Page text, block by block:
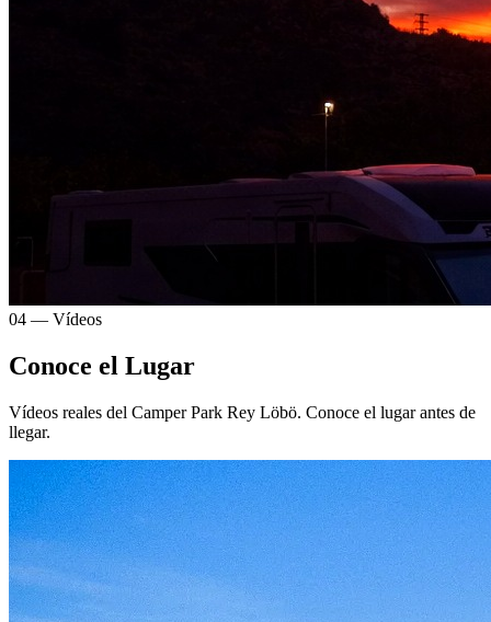
04 — Vídeos
Conoce el Lugar
Vídeos reales del Camper Park Rey Löbö. Conoce el lugar antes de
llegar.